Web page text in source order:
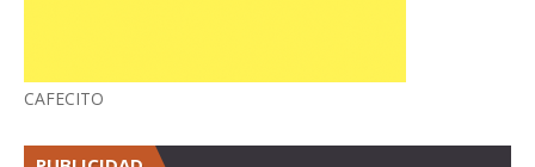
CAFECITO